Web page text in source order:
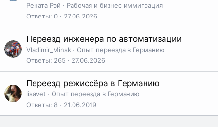
Рената Рэй
Рабочая и бизнес иммиграция
Ответы 0 27.06.2026
Переезд инженера по автоматизации
Vladimir_Minsk
Опыт переезда в Германию
Ответы
265 27.06.2026
Переезд режиссёра в Германию
lisavet
Опыт переезда в Германию
Ответы
8 21.06.2019